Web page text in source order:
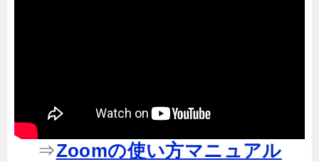
⇒Zoomの使い方マニュアル